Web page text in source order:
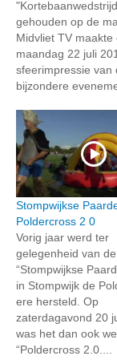
gehouden op de
Midvliet TV maakte
maandag 22 juli
sfeerimpressie van
bijzondere
Stompwijkse
Poldercross 2 0
Vorig jaar werd ter
gelegenheid van de
“Stompwijkse
in Stompwijk de
ere hersteld. Op
zaterdagavond 20
was het dan ook
“Poldercross 2.0....